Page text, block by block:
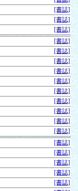
[書誌]
[書誌]
[書誌]
[書誌]
[書誌]
[書誌]
[書誌]
[書誌]
[書誌]
[書誌]
[書誌]
[書誌]
[書誌]
[書誌]
[書誌]
[書誌]
[書誌]
[書誌]